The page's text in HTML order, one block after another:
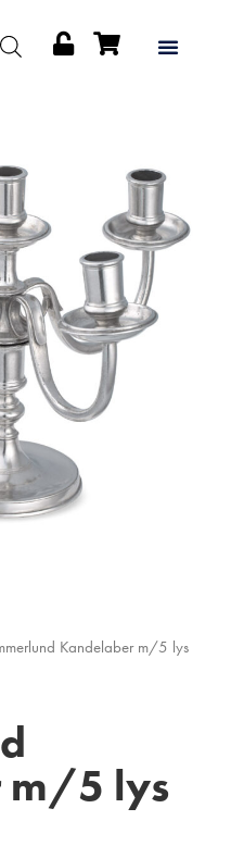
Kandelaber m/5 lys
m/5 lys